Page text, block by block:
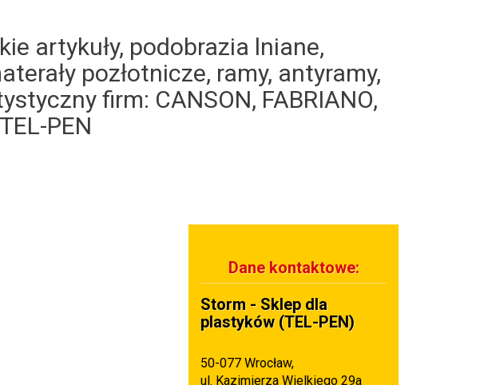
artykuły, podobrazia lniane,
pozłotnicze, ramy, antyramy,
firm: CANSON, FABRIANO,
PEN
Dane kontaktowe:
Storm - Sklep dla
plastyków (TEL-PEN)
50-077 Wrocław,
ul. Kazimierza Wielkiego 29a